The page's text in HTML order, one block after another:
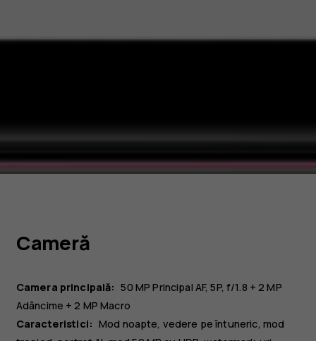
Сameră
Camera principală: 50 MPPrincipal AF, 5P, f/1.8 + 2 MP
Adâncime + 2 MPMacro
Caracteristici: Mod noapte, vedere pe întuneric, mod